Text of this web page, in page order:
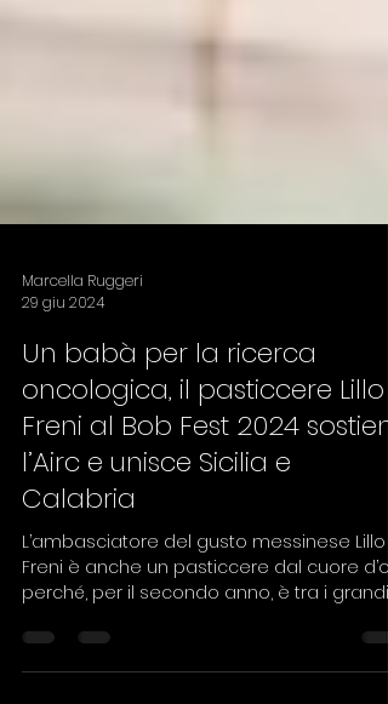
29 giu 2024
Un babà per la ricerca
oncologica, il pasticcere Lillo
Freni al Bob Fest 2024
l’Airc e unisce Sicilia e
Calabria
L’ambasciatore del gusto messinese Lillo